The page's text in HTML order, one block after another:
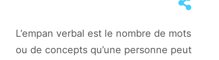
L’empan verbal est le nombre de mots
ou de concepts qu’une personne peut